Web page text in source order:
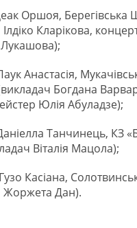
Оршоя,
Кларікова,
Паук Анастасія,
Богдана
Юлія Абуладзе);
Даніелла Танчинець, КЗ
Віталія Мацола);
Гузо Касіана,
Жоржета Дан).